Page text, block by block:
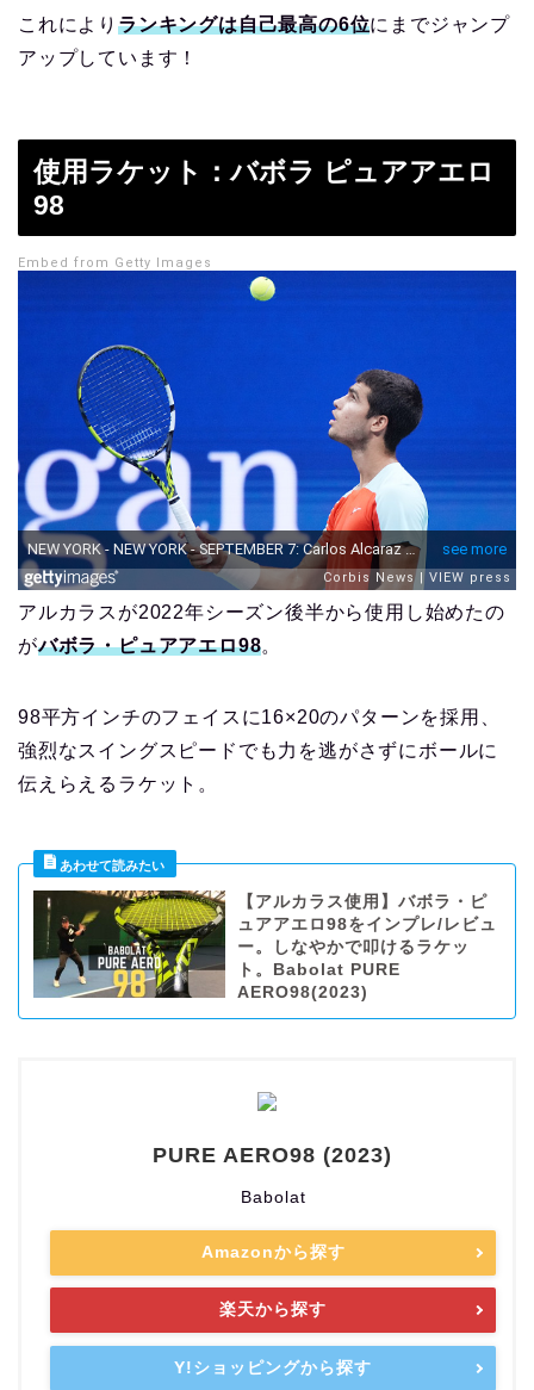
これにより ランキングは自己最高の6位にまでジャンプ
アップしています！
使用ラケット：バボラ ピュアアエロ
98
Embed from Getty Images
アルカラスが2022年シーズン後半から使用し始めたの
がバボラ・ピュアアエロ98。
98平方インチのフェイスに16×20のパターンを採用、
強烈なスイングスピードでも力を逃がさずにボールに
伝えらえるラケット。
【アルカラス使用】バボラ・ピ
ュアアエロ98をインプレ/レビュ
ー。しなやかで叩けるラケッ
ト。Babolat PURE
AERO98(2023)
PURE AERO98 (2023)
Babolat
Amazonから探す
楽天から探す
Y!ショッピングから探す